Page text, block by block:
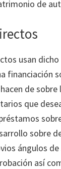
de
usan
financiación
de sobre
que
sobre
ángulos
así­